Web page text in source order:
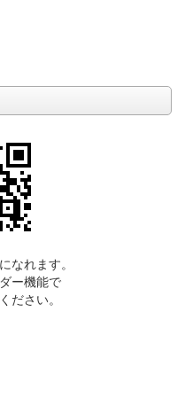
なれます。
ー機能で
ださい。